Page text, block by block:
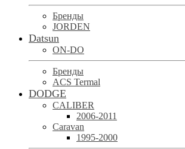
Бренды
JORDEN
Datsun
ON-DO
Бренды
ACS Termal
DODGE
CALIBER
2006-2011
Caravan
1995-2000